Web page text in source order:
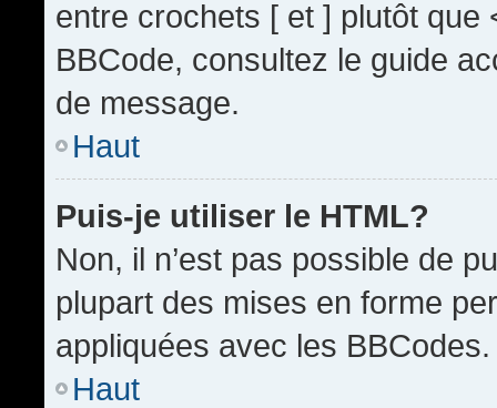
entre crochets [ et ] plutôt que
BBCode, consultez le guide
de message.
Haut
Puis-je utiliser le HTML?
Non, il n’est pas possible de
plupart des mises en forme
appliquées avec les BBCodes.
Haut